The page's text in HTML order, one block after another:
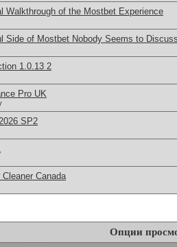
Walkthrough of the Mostbet Experience
Side of Mostbet Nobody Seems to
1.0.13 2
Pro UK
SP2
Canada
Опции